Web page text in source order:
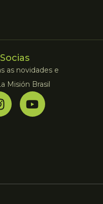
as novidades e
Misión Brasil